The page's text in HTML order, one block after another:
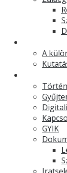
A
GYIK